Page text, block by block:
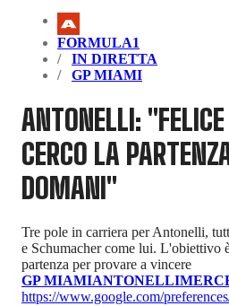
FORMULA1
IN DIRETTA
GP MIAMI
ANTONELLI:
CERCO LA
DOMANI"
Tre pole in carriera per Antonelli,
e Schumacher come lui. L'obiettivo
partenza per provare a vincere
GP MIAMIANTONELLI
https://www.google.com/